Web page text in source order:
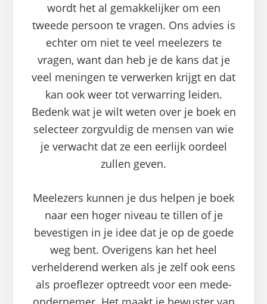
wordt het al gemakkelijker om een
tweede persoon te vragen. Ons advies is
echter om niet te veel meelezers te
vragen, want dan heb je de kans dat je
veel meningen te verwerken krijgt en dat
kan ook weer tot verwarring leiden.
Bedenk wat je wilt weten over je boek en
selecteer zorgvuldig de mensen van wie
je verwacht dat ze een eerlijk oordeel
zullen geven.
Meelezers kunnen je dus helpen je boek
naar een hoger niveau te tillen of je
bevestigen in je idee dat je op de goede
weg bent. Overigens kan het heel
verhelderend werken als je zelf ook eens
als proeflezer optreedt voor een mede-